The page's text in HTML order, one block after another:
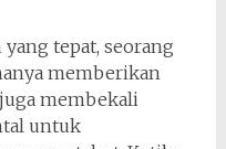
tepat, seorang
memberikan
membekali
untuk